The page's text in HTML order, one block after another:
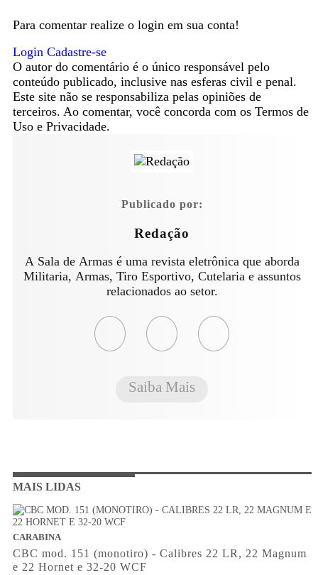
Para comentar realize o login em sua conta!
Login Cadastre-se
O autor do comentário é o único responsável pelo
conteúdo publicado, inclusive nas esferas civil e penal.
Este site não se responsabiliza pelas opiniões de
terceiros. Ao comentar, você concorda com os Termos de
Uso e Privacidade.
Publicado por:
Redação
A Sala de Armas é uma revista eletrônica que aborda
Militaria, Armas, Tiro Esportivo, Cutelaria e assuntos
relacionados ao setor.
Saiba Mais
MAIS LIDAS
CARABINA
CBC mod. 151 (monotiro) - Calibres 22 LR, 22 Magnum
e 22 Hornet e 32-20 WCF